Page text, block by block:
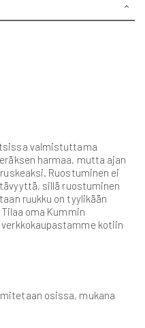
valmistuttama
harmaa, mutta ajan
Ruostuminen ei
sillä ruostuminen
ruukku on tyylikään
oma Kummin
kotiin
osissa, mukana